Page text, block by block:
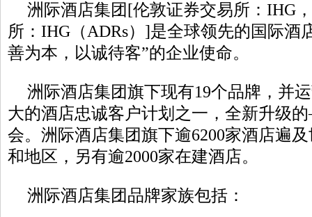
洲际酒店集团[伦敦证券交易所：IHG
所：IHG（ADRs）]是全球领先的国际酒
善为本，以诚待客”的企业使命。
洲际酒店集团旗下现有19个品牌，并
大的酒店忠诚客户计划之一，全新升级
会。洲际酒店集团旗下逾6200家酒店遍
和地区，另有逾2000家在建酒店。
洲际酒店集团品牌家族包括：